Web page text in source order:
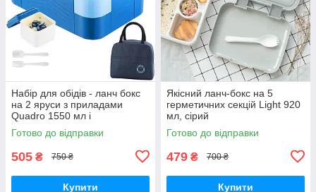
Набір для обідів - ланч бокс
на 2 яруси з приладами
Quadro 1550 мл і
термосумка, синій
Готово до відправки
505 ₴ 750 ₴
Купити
Якісний ланч-бокс на 5
герметичних секцій Light 920
мл, сірий
Готово до відправки
479 ₴ 700 ₴
Купити